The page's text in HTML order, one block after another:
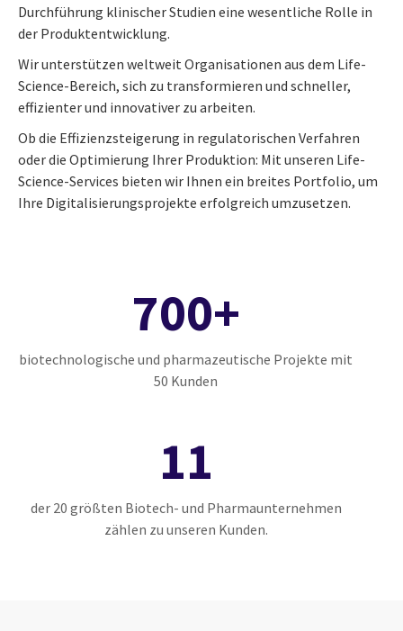
Durchführung klinischer Studien eine wesentliche Rolle in
der Produktentwicklung.
Wir unterstützen weltweit Organisationen aus dem Life-
Science-Bereich, sich zu transformieren und schneller,
effizienter und innovativer zu arbeiten.
Ob die Effizienzsteigerung in regulatorischen Verfahren
oder die Optimierung Ihrer Produktion: Mit unseren Life-
Science-Services bieten wir Ihnen ein breites Portfolio, um
Ihre Digitalisierungsprojekte erfolgreich umzusetzen.
700+
biotechnologische und pharmazeutische Projekte mit
50 Kunden
11
der 20 größten Biotech- und Pharmaunternehmen
zählen zu unseren Kunden.